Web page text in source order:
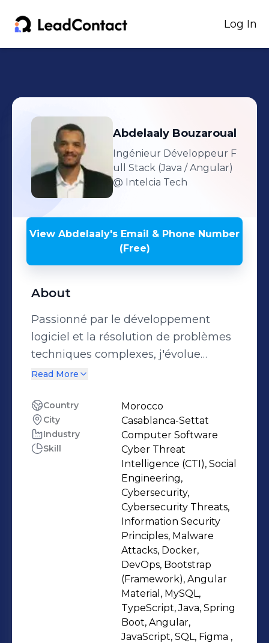
Log In
Abdelaaly Bouzaroual
Ingénieur Développeur F
ull Stack (Java / Angular)
@ Intelcia Tech
View Abdelaaly's Email & Phone Number
(Free)
About
Passionné par le développement
logiciel et la résolution de problèmes
techniques complexes, j'évolue
actuellement sur des projets à forte
Télécoms (Facturation B2B). Mon
quotidien ? Concevoir et maintenir
des applications robustes,
garantissant la fiabilité des
traitements pour des millions de
données. Je combine une expertise
technique moderne (Java,
Microservices, Angular) avec une
connaissance pointue des
écosystèmes "Enterprise" (Oracle,
Amdocs Kenan). En parallèle, je
consolide mes compétences via un
Master en Cloud Computing pour
accompagner la modernisation des
Read More
Country Morocco
City Casablanca-Settat
Industry Computer Software
Skill
Cyber Threat
Intelligence (CTI), Social
Engineering,
Cybersecurity,
Cybersecurity Threats,
Information Security
Principles, Malware
Attacks, Docker,
DevOps, Bootstrap
(Framework), Angular
Material, MySQL,
TypeScript, Java, Spring
Boot, Angular,
JavaScript, SQL, Figma ,